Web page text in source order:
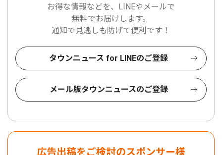
お得な情報などを、LINEやメールで
無料でお届けします。
通知で見逃しも防げて便利です！
タウンニュース for LINEのご登録
メール版タウンニュースのご登録
広告出稿をご検討のスポンサー様